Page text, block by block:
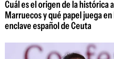
Cuál es el origen de la histórica
Marruecos y qué papel juega
enclave español de Ceuta